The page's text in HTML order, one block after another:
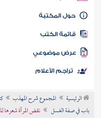
كتاب الأمة
المكتبة
الكتب
موضوعي
تراجم الأعلام
الرئيسية المجموع شرح المهذب
باب في صفة الغسل
نقض المرأة شعرها